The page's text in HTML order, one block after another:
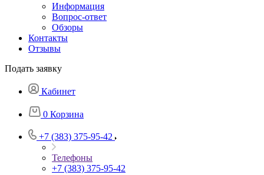
Информация
Вопрос-ответ
Обзоры
Контакты
Отзывы
Подать заявку
Кабинет
0 Корзина
+7 (383) 375-95-42
Телефоны
+7 (383) 375-95-42